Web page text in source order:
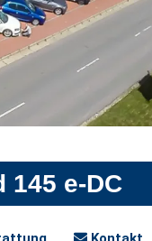
145 e-DC